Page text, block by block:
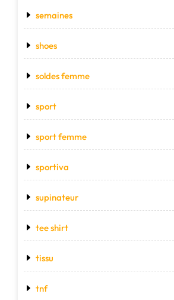
semaines
shoes
soldes femme
sport
sport femme
sportiva
supinateur
tee shirt
tissu
tnf